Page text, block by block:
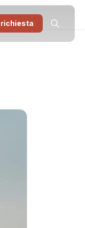
richiesta